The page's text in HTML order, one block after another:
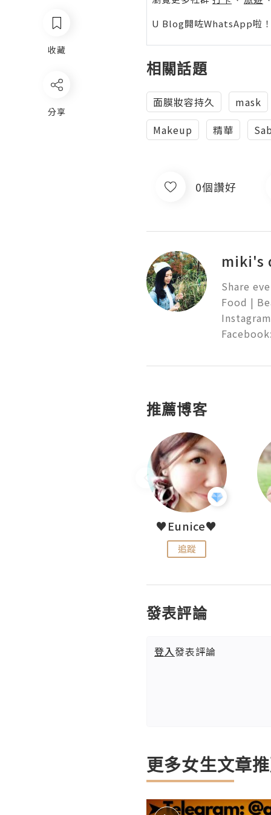
收藏
分享
U Blog開咗WhatsApp啦
相關話題
面膜妝容持久
mask
Makeup
精華
0個讚好
miki's
Share
Food |
推薦博客
♥Eunice♥
追蹤
發表評論
登入發表評論
更多女生文章